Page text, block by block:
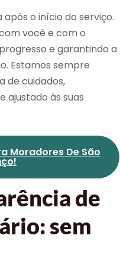
o início do serviço.
você e com o
e garantindo a
Estamos sempre
de cuidados,
ajustado às suas
Moradores De São
de
sem